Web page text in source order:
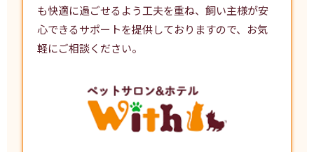
も快適に過ごせるよう工夫を重ね、飼い主様が安
心できるサポートを提供しておりますので、お気
軽にご相談ください。